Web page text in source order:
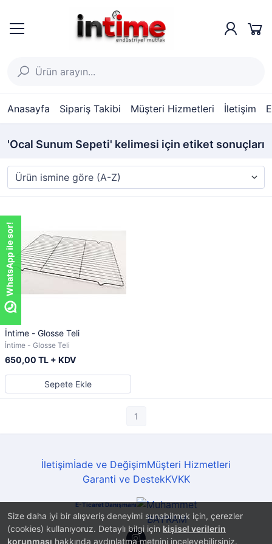
Anasayfa Sipariş Takibi Müşteri Hizmetleri İletişim
Size daha iyi bir alışveriş deneyimi sunabilmek için, çerezler
(cookies) kullanıyoruz. Detaylı bilgi için kişisel verilerin
korunması hakkında aydınlatma metnini inceleyebilirsiniz.
'Ocal Sunum Sepeti' kelimesi için etiket sonuçları
İntime - Glosse Teli
İntime - Glosse Teli
650,00 TL + KDV
Sepete Ekle
1
İletişimİade ve DeğişimMüşteri Hizmetleri
Garanti ve DestekKVKK
E-Ticaret Danışmanı
WhatsApp ile sor!